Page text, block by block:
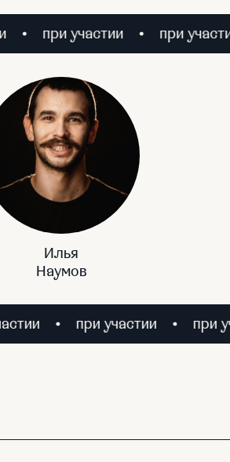
при участии при участии
Илья
Наумов
участии при участии